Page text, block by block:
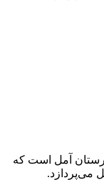
آمل است که
می‌پردازد.